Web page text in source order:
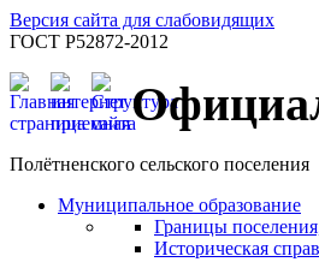
Версия сайта для слабовидящих
ГОСТ Р52872-2012
Полётненского сельского поселения
Муниципальное образование
Границы
Историческая